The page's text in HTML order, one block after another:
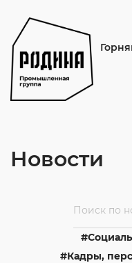
Новости
Кадры,